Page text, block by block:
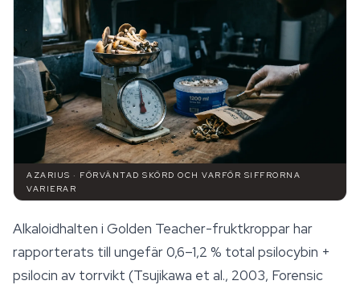
AZARIUS · FÖRVÄNTAD SKÖRD OCH VARFÖR SIFFRORNA
VARIERAR
Alkaloidhalten i Golden Teacher-fruktkroppar har
rapporterats till ungefär 0,6–1,2 % total psilocybin +
psilocin av torrvikt (Tsujikawa et al., 2003, Forensic